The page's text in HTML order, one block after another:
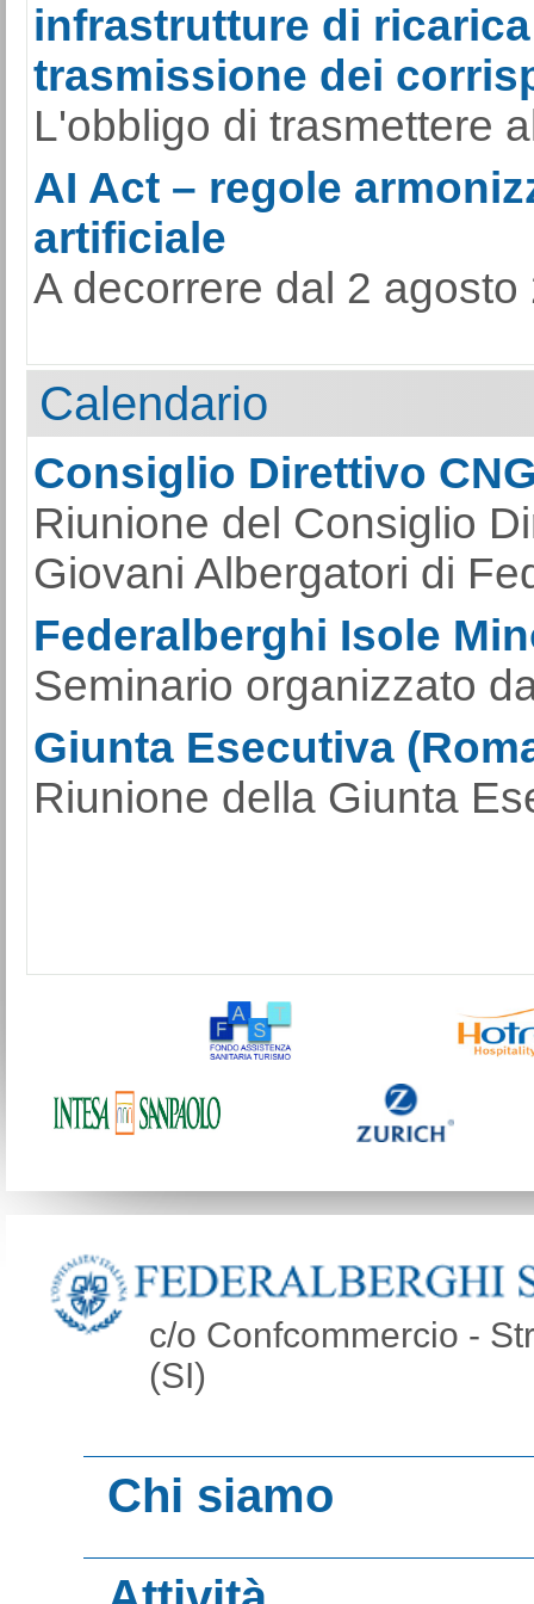
infrastrutture di
trasmissione dei
L'obbligo di trasmettere
AI Act – regole
artificiale
A decorrere dal 2
Calendario
Consiglio Direttivo
Riunione del Consiglio
Giovani Albergatori di
Federalberghi Isole
Seminario organizzato
Giunta Esecutiva
Riunione della Giunta
c/o Confcommercio -
(SI)
Chi siamo
Organi